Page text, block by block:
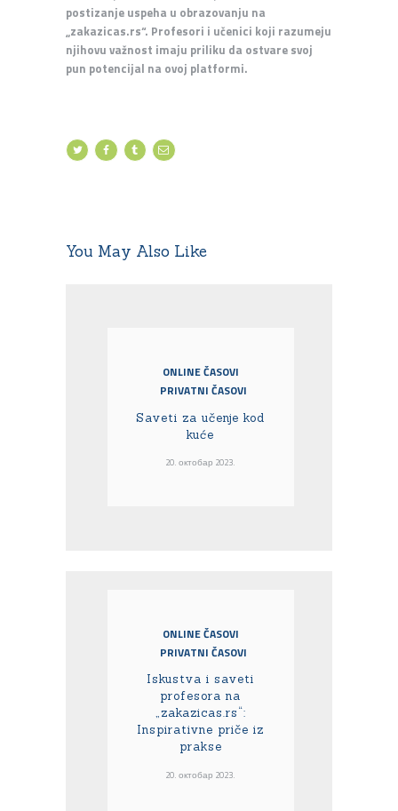
postizanje uspeha u obrazovanju na
„zakazicas.rs“. Profesori i učenici koji razumeju
njihovu važnost imaju priliku da ostvare svoj
pun potencijal na ovoj platformi.
You May Also Like
ONLINE ČASOVI
PRIVATNI ČASOVI
Saveti za učenje kod
kuće
20. октобар 2023.
ONLINE ČASOVI
PRIVATNI ČASOVI
Iskustva i saveti
profesora na
„zakazicas.rs“:
Inspirativne priče iz
prakse
20. октобар 2023.